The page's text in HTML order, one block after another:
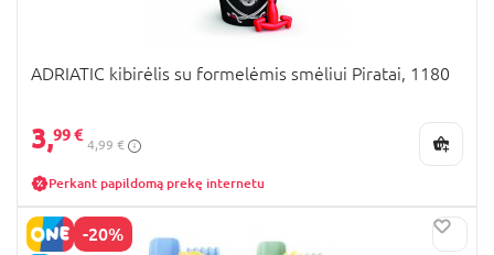
ADRIATIC kibirėlis su formelėmis smėliui Piratai, 1180
3,99 €
4,99 €
Perkant papildomą prekę internetu
-20%